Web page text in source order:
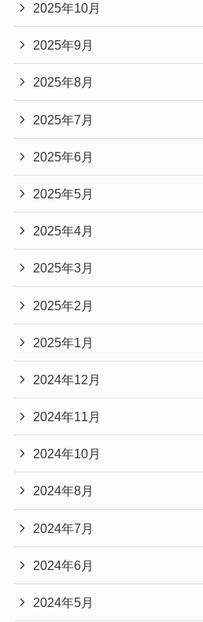
2025年10月
2025年9月
2025年8月
2025年7月
2025年6月
2025年5月
2025年4月
2025年3月
2025年2月
2025年1月
2024年12月
2024年11月
2024年10月
2024年8月
2024年7月
2024年6月
2024年5月